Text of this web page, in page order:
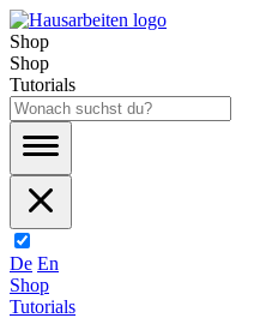
Shop
Shop
Tutorials
De En
Shop
Tutorials